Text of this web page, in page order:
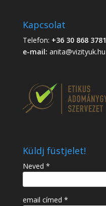
Kapcsolat
Telefon: +36 30 868 3781
e-mail: anita@vizityuk.hu
Küldj füstjelet!
Neved *
email címed *